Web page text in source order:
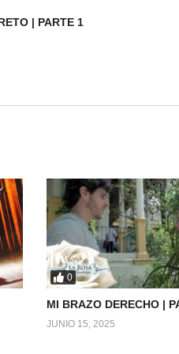
| PARTE 1
0
MI BRAZO DERECHO |
JUNIO 15, 2025